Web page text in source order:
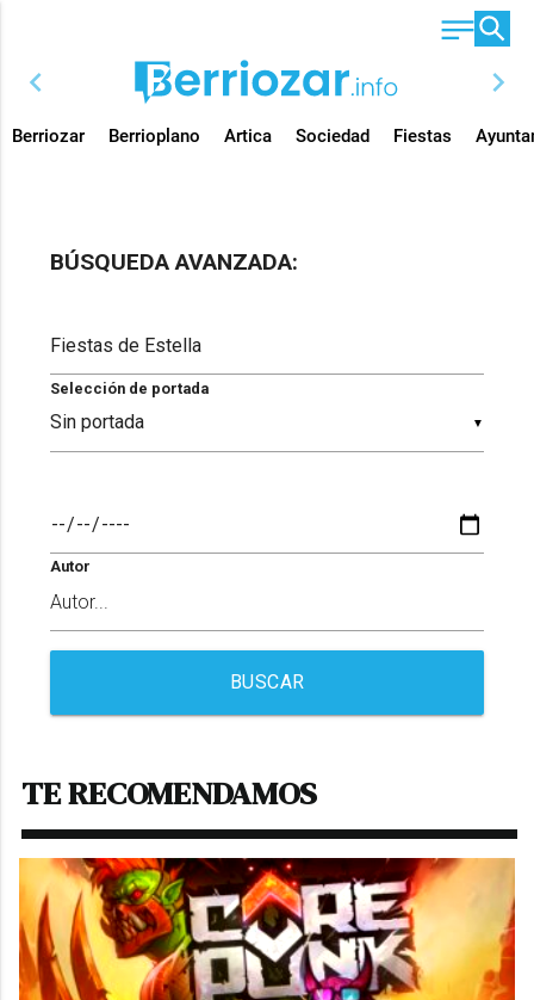
chevron_left chevron_right
Berriozar Berrioplano Artica Sociedad Fiestas
BÚSQUEDA AVANZADA:
▼
Selección de portada
Autor
BUSCAR
TE RECOMENDAMOS